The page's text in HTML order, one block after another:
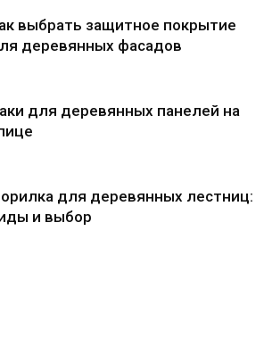
выбрать защитное покрытие
деревянных фасадов
для деревянных панелей на
для деревянных лестниц:
и выбор